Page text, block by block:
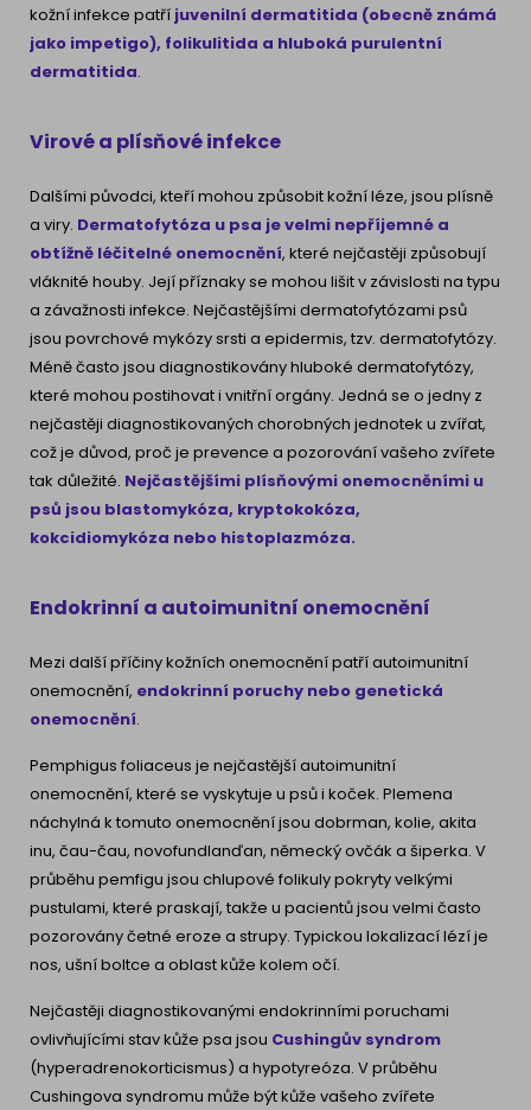
kožní infekce patří juvenilní dermatitida (obecně známá
jako impetigo), folikulitida a hluboká purulentní
dermatitida.
Virové a plísňové infekce
Dalšími původci, kteří mohou způsobit kožní léze, jsou plísně
a viry. Dermatofytóza u psa je velmi nepříjemné a
obtížně léčitelné onemocnění, které nejčastěji způsobují
vláknité houby. Její příznaky se mohou lišit v závislosti na typu
a závažnosti infekce. Nejčastějšími dermatofytózami psů
jsou povrchové mykózy srsti a epidermis, tzv. dermatofytózy.
Méně často jsou diagnostikovány hluboké dermatofytózy,
které mohou postihovat i vnitřní orgány. Jedná se o jedny z
nejčastěji diagnostikovaných chorobných jednotek u zvířat,
což je důvod, proč je prevence a pozorování vašeho zvířete
tak důležité. Nejčastějšími plísňovými onemocněními u
psů jsou blastomykóza, kryptokokóza,
kokcidiomykóza nebo histoplazmóza.
Endokrinní a autoimunitní onemocnění
Mezi další příčiny kožních onemocnění patří autoimunitní
onemocnění, endokrinní poruchy nebo genetická
onemocnění.
Pemphigus foliaceus je nejčastější autoimunitní
onemocnění, které se vyskytuje u psů i koček. Plemena
náchylná k tomuto onemocnění jsou dobrman, kolie, akita
inu, čau-čau, novofundlanďan, německý ovčák a šiperka. V
průběhu pemfigu jsou chlupové folikuly pokryty velkými
pustulami, které praskají, takže u pacientů jsou velmi často
pozorovány četné eroze a strupy. Typickou lokalizací lézí je
nos, ušní boltce a oblast kůže kolem očí.
Nejčastěji diagnostikovanými endokrinními poruchami
ovlivňujícími stav kůže psa jsou Cushingův syndrom
(hyperadrenokorticismus) a hypotyreóza. V průběhu
Cushingova syndromu může být kůže vašeho zvířete